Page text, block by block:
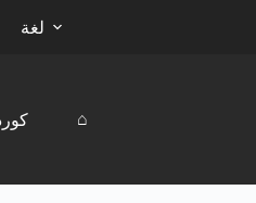
لغة
⌂